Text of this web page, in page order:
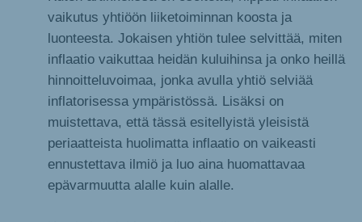
vaikutus yhtiöön liiketoiminnan koosta ja
luonteesta. Jokaisen yhtiön tulee selvittää, miten
inflaatio vaikuttaa heidän kuluihinsa ja onko heillä
hinnoitteluvoimaa, jonka avulla yhtiö selviää
inflatorisessa ympäristössä. Lisäksi on
muistettava, että tässä esitellyistä yleisistä
periaatteista huolimatta inflaatio on vaikeasti
ennustettava ilmiö ja luo aina huomattavaa
epävarmuutta alalle kuin alalle.